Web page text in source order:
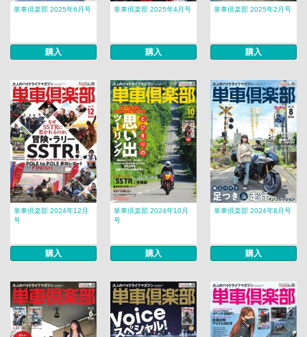
単車倶楽部 2025年6月号
購入
単車倶楽部 2025年4月号
購入
単車倶楽部 2025年2月号
購入
単車倶楽部 2024年12月
号
購入
単車倶楽部 2024年10月
号
購入
単車倶楽部 2024年8月号
購入